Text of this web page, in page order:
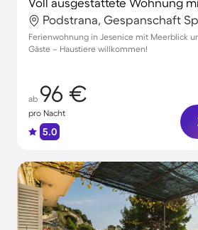
Ferienwohnung in Jesenice mit Meerblick
Gäste – Haustiere willkommen!
ab 96 €
pro Nacht
5.0